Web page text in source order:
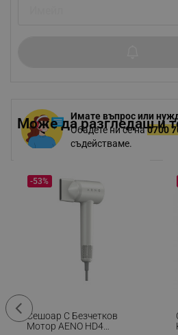
Имате въпрос или
Обадете ни се на0700
съдействаме.
Може да разгледаш и
Сешоар С Безчетков
Мотор AENO HD4
-53%